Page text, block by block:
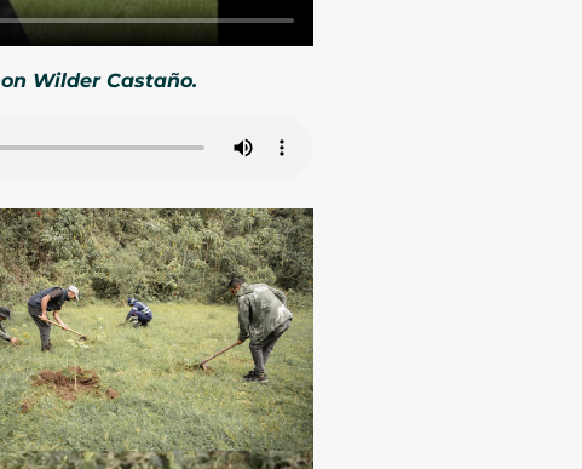
Wilder Castaño.